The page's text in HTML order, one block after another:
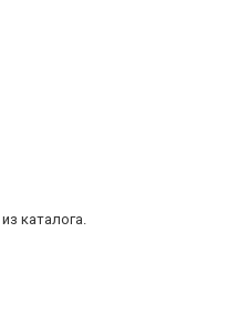
каталога.